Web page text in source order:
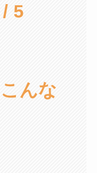
5
んな